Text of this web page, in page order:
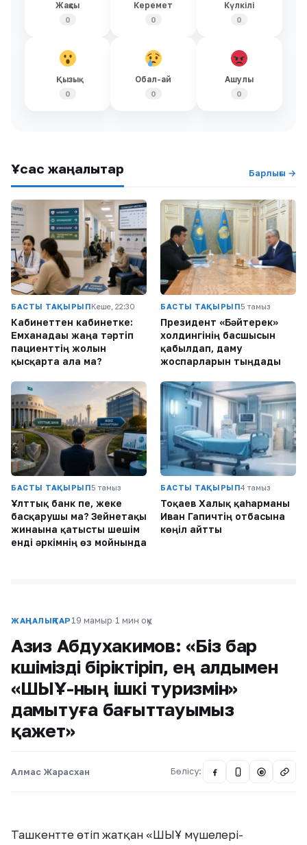
Жақсы
0
Керемет
0
Күлкілі
0
Қызық
0
Обал-ай
0
Ашулы
0
Ұқсас жаңалықтар Барлығы →
БАСТЫ ТАҚЫРЫПКеше, 22:30
Кабинеттен кабинетке:
Емханадағы жаңа тәртіп
пациенттің жолын
қысқарта ала ма?
БАСТЫ ТАҚЫРЫП5 тамыз
Президент «Бәйтерек»
холдингінің басшысын
қабылдап, даму
жоспарларын тыңдады
БАСТЫ ТАҚЫРЫП5 тамыз
Ұлттық банк пе, жеке
басқарушы ма? Зейнетақы
жинағына қатысты шешім
енді әркімнің өз мойнында
БАСТЫ ТАҚЫРЫП4 тамыз
Тоқаев Халық қаһарманы
Иван Гапичтің отбасына
көңіл айтты
ЖАҢАЛЫҚТАР 19 мамыр·1 мин оқу
Азиз Абдухакимов: «Біз бар
күшімізді біріктіріп, ең алдымен
«ШЫҰ-ның ішкі туризмін»
дамытуға бағыттауымыз
қажет»
Алмас Жарасхан Бөлісу: @
Ташкентте өтіп жатқан «ШЫҰ мүшелері-